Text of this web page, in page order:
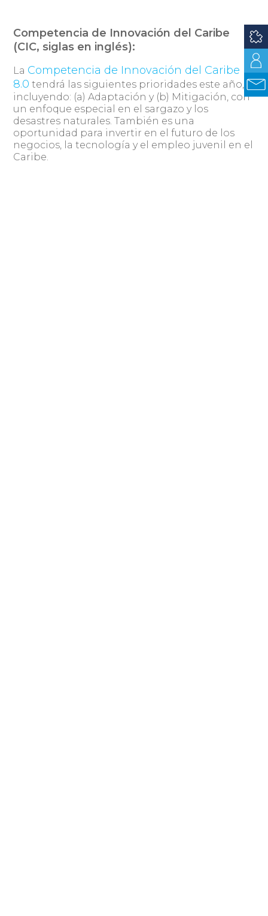
Competencia de Innovación del Caribe
(CIC, siglas en inglés):
La Competencia de Innovación del Caribe
8.0 tendrá las siguientes prioridades este año,
incluyendo: (a) Adaptación y (b) Mitigación, con
un enfoque especial en el sargazo y los
desastres naturales. También es una
oportunidad para invertir en el futuro de los
negocios, la tecnología y el empleo juvenil en el
Caribe.